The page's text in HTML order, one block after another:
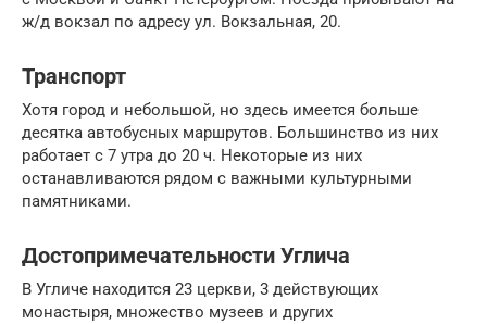
ж/д вокзал по адресу ул. Вокзальная, 20.
Транспорт
Хотя город и небольшой, но здесь имеется больше
десятка автобусных маршрутов. Большинство из них
работает с 7 утра до 20 ч. Некоторые из них
останавливаются рядом с важными культурными
памятниками.
Достопримечательности Углича
В Угличе находится 23 церкви, 3 действующих
монастыря, множество музеев и других